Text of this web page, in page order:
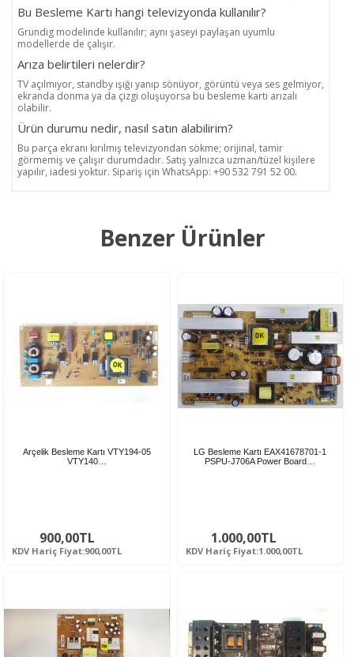
Bu Besleme Kartı hangi televizyonda kullanılır?
Grundig modelinde kullanılır; aynı şaseyi paylaşan uyumlu
modellerde de çalışır.
Arıza belirtileri nelerdir?
TV açılmıyor, standby ışığı yanıp sönüyor, görüntü veya ses gelmiyor,
ekranda donma ya da çizgi oluşuyorsa bu besleme kartı arızalı
olabilir.
Ürün durumu nedir, nasıl satın alabilirim?
Bu parça ekranı kırılmış televizyondan sökme; orijinal, tamir
görmemiş ve çalışır durumdadır. Satış yalnızca uzman/tüzel kişilere
yapılır, iadesi yoktur. Sipariş için WhatsApp: +90 532 791 52 00.
Benzer Ürünler
Arçelik Besleme Kartı VTY194-05
VTY140…
900,00TL
KDV Hariç Fiyat:900,00TL
LG Besleme Kartı EAX41678701-1
PSPU-J706A Power Board…
1.000,00TL
KDV Hariç Fiyat:1.000,00TL